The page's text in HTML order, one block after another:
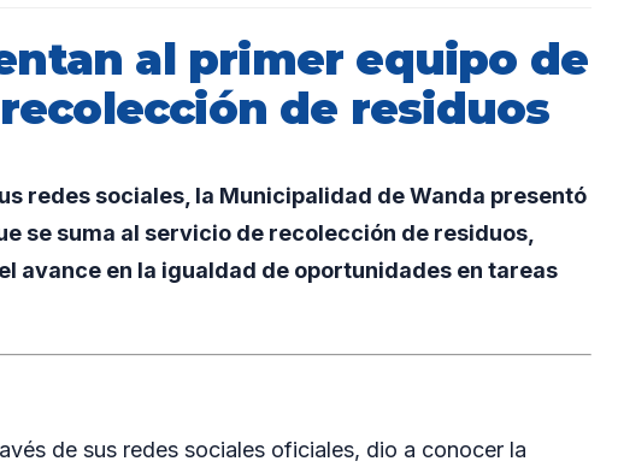
al primer equipo de
de residuos
redes sociales, la Municipalidad de Wanda presentó
se suma al servicio de recolección de residuos,
avance en la igualdad de oportunidades en tareas
de sus redes sociales oficiales, dio a conocer la